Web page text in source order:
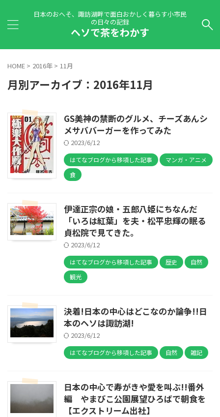
日本のおへそ、諏訪湖畔で面白おかしく暮らす小市民
の日々の記録
ヘソで茶をわかす
HOME > 2016年 > 11月
月別アーカイブ：2016年11月
GS美神の禁断のグルメ、チーズあんシ
メサババーガーを作ってみた
2023/6/12
はてなブログから移項した記事
マンガ・アニメ
食
伊達正宗の娘・五郎八姫にちなんだ
「いろは紅葉」を夫・松平忠輝の眠る
貞松院で見てきた。
2023/6/12
はてなブログから移項した記事 歴史
自然
観光
決着!日本の中心はどこなのか論争!!日
本のヘソは諏訪湖!
2023/6/12
はてなブログから移項した記事 自然 雑記
日本の中心で寿がきや愛を叫ぶ!!番外
編 やまびこ公園展望ひろばで朝食を
【エクストリーム出社】